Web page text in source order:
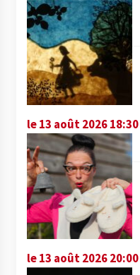
le 13 août 2026 18:30
le 13 août 2026 20:00